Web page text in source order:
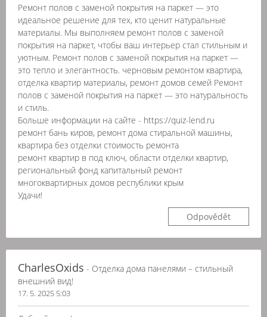
Ремонт полов с заменой покрытия на паркет — это
идеальное решение для тех, кто ценит натуральные
материалы. Мы выполняем ремонт полов с заменой
покрытия на паркет, чтобы ваш интерьер стал стильным и
уютным. Ремонт полов с заменой покрытия на паркет —
это тепло и элегантность. черновым ремонтом квартира,
отделка квартир материалы, ремонт домов семей Ремонт
полов с заменой покрытия на паркет — это натуральность
и стиль.
Больше информации на сайте - https://quiz-lend.ru
ремонт бань киров, ремонт дома стиральной машины,
квартира без отделки стоимость ремонта
ремонт квартир в под ключ, области отделки квартир,
региональный фонд капитальный ремонт
многоквартирных домов республики крым
Удачи!
Odpovědět
CharlesOxids - Отделка дома панелями – стильный
внешний вид!
17. 5. 2025 5:03